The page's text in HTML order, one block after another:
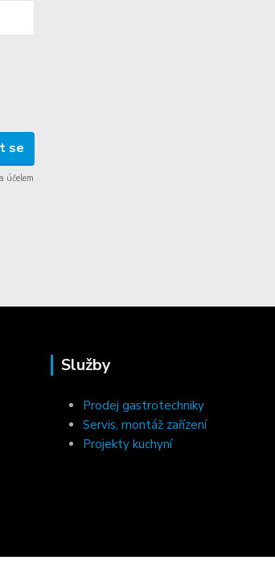
se
účelem
Služby
Prodej gastrotechniky
Servis, montáž zařízení
Projekty kuchyní